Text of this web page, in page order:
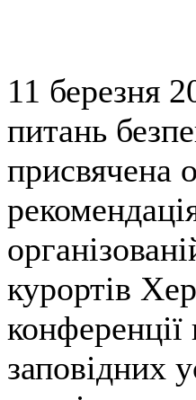
11 березня
питань
присвячена
курортів
заповідних